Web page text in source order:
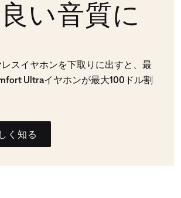
い音質に
レスイヤホンを下取りに出すと、最
Ultraイヤホンが最大100ドル割
く知る